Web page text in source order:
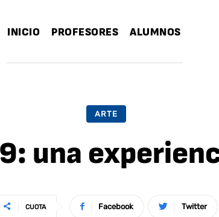
INICIO PROFESORES ALUMNOS
ARTE
una
CUOTA Facebook Twitter